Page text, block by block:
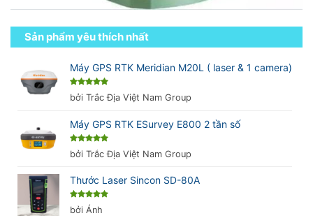
Sản phẩm yêu thích nhất
Máy GPS RTK Meridian M20L ( laser & 1 camera)
Được xếp
hạng 5 5
bởi Trắc Địa Việt Nam Group
Máy GPS RTK ESurvey E800 2 tần số
Được xếp
hạng 5 5
bởi Trắc Địa Việt Nam Group
Thước Laser Sincon SD-80A
Được xếp
hạng5 5
bởi Ánh